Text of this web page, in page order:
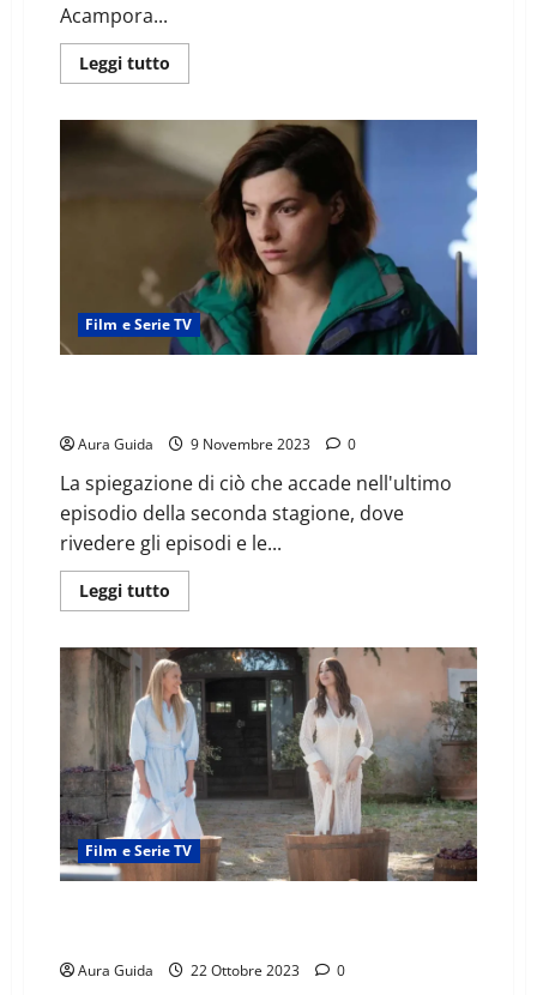
Acampora...
Leggi tutto
Film e Serie TV
Aura Guida 9 Novembre 2023 0
La spiegazione di ciò che accade nell'ultimo
episodio della seconda stagione, dove
rivedere gli episodi e le...
Leggi tutto
Film e Serie TV
Aura Guida 22 Ottobre 2023 0